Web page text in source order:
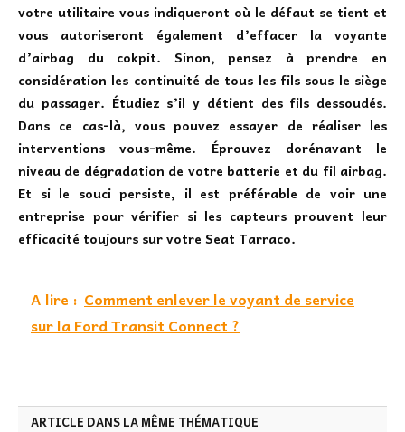
votre utilitaire vous indiqueront où le défaut se tient et
vous autoriseront également d’effacer la voyante
d’airbag du cokpit. Sinon, pensez à prendre en
considération les continuité de tous les fils sous le siège
du passager. Étudiez s’il y détient des fils dessoudés.
Dans ce cas-là, vous pouvez essayer de réaliser les
interventions vous-même. Éprouvez dorénavant le
niveau de dégradation de votre batterie et du fil airbag.
Et si le souci persiste, il est préférable de voir une
entreprise pour vérifier si les capteurs prouvent leur
efficacité toujours sur votre Seat Tarraco.
A lire : Comment enlever le voyant de service
sur la Ford Transit Connect ?
ARTICLE DANS LA MÊME THÉMATIQUE